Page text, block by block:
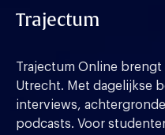
Trajectum
Trajectum Online
Utrecht. Met dagelijkse
interviews,
podcasts. Voor